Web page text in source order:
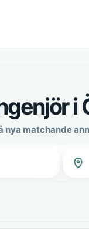
i
matchande